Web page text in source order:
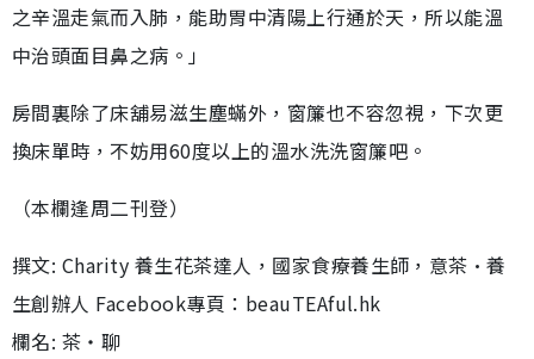
之辛溫走氣而入肺，能助胃中清陽上行通於天，所以能溫
中治頭面目鼻之病。」
房間裏除了床舖易滋生塵蟎外，窗簾也不容忽視，下次更
換床單時，不妨用60度以上的溫水洗洗窗簾吧。
（本欄逢周二刊登）
撰文: Charity 養生花茶達人，國家食療養生師，意茶•養
生創辦人 Facebook專頁：beauTEAful.hk
欄名: 茶‧聊